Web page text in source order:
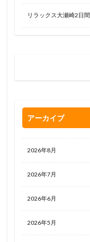
リラックス大瀬崎2日間
アーカイブ
2026年8月
2026年7月
2026年6月
2026年5月